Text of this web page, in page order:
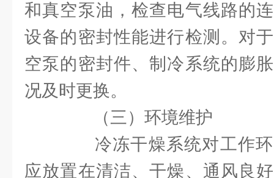
和真空泵油，检查电气线路的
设备的密封性能进行检测。对
空泵的密封件、制冷系统的膨
况及时更换。
（三）环境维护
冷冻干燥系统对工作环
应放置在清洁、干燥、通风良